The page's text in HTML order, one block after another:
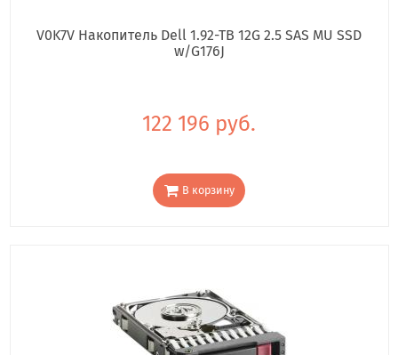
V0K7V Накопитель Dell 1.92-TB 12G 2.5 SAS MU SSD
w/G176J
122 196 руб.
В корзину